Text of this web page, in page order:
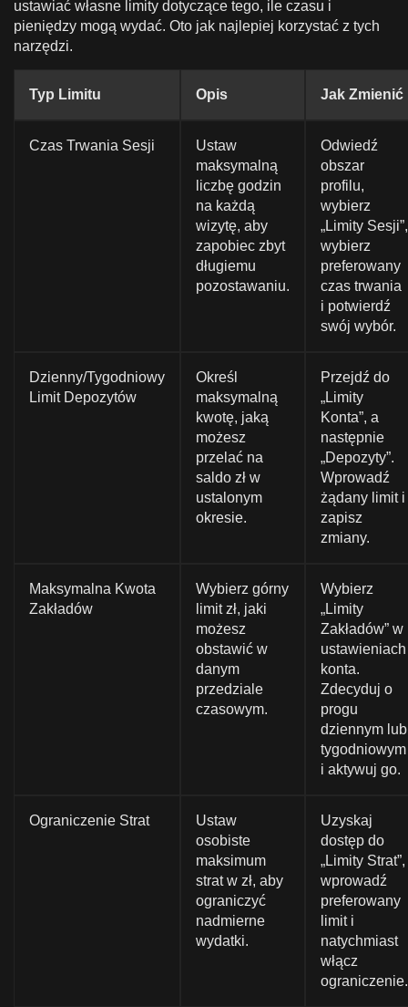
ustawiać własne limity dotyczące tego, ile czasu i
pieniędzy mogą wydać. Oto jak najlepiej korzystać z tych
narzędzi.
Typ Limitu Opis Jak Zmienić
Czas Trwania Sesji
Ustaw
maksymalną
liczbę godzin
na każdą
wizytę, aby
zapobiec zbyt
długiemu
pozostawaniu.
Odwiedź
obszar
profilu,
wybierz
„Limity Sesji”,
wybierz
preferowany
czas trwania
i potwierdź
swój wybór.
Dzienny/Tygodniowy
Limit Depozytów
Określ
maksymalną
kwotę, jaką
możesz
przelać na
saldo zł w
ustalonym
okresie.
Przejdź do
„Limity
Konta”, a
następnie
„Depozyty”.
Wprowadź
żądany limit i
zapisz
zmiany.
Maksymalna Kwota
Zakładów
Wybierz górny
limit zł, jaki
możesz
obstawić w
danym
przedziale
czasowym.
Wybierz
„Limity
Zakładów” w
ustawieniach
konta.
Zdecyduj o
progu
dziennym lub
tygodniowym
i aktywuj go.
Ograniczenie Strat
Ustaw
osobiste
maksimum
strat w zł, aby
ograniczyć
nadmierne
wydatki.
Uzyskaj
dostęp do
„Limity Strat”,
wprowadź
preferowany
limit i
natychmiast
włącz
ograniczenie.